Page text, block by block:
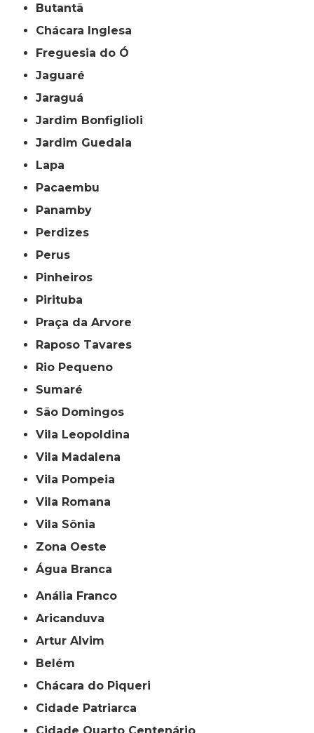
Butantã
Chácara Inglesa
Freguesia do Ó
Jaguaré
Jaraguá
Jardim Bonfiglioli
Jardim Guedala
Lapa
Pacaembu
Panamby
Perdizes
Perus
Pinheiros
Pirituba
Praça da Arvore
Raposo Tavares
Rio Pequeno
Sumaré
São Domingos
Vila Leopoldina
Vila Madalena
Vila Pompeia
Vila Romana
Vila Sônia
Zona Oeste
Água Branca
Anália Franco
Aricanduva
Artur Alvim
Belém
Chácara do Piqueri
Cidade Patriarca